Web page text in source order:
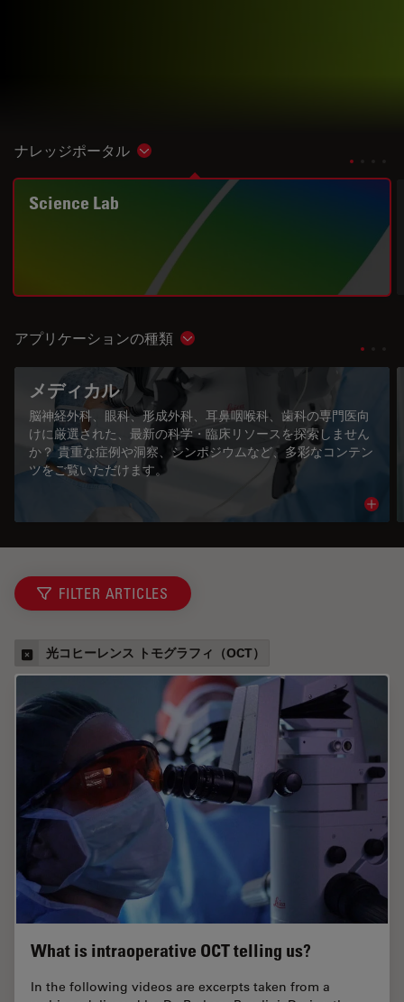
ナレッジポータル Show subnavigation
Science Lab
アプリケーションの種類 Show subnavigation
メディカル
脳神経外科、眼科、形成外科、耳鼻咽喉科、歯科の専門医向
けに厳選された、最新の科学・臨床リソースを探索しません
か？ 貴重な症例や洞察、シンポジウムなど、多彩なコンテン
ツをご覧いただけます。
FILTER ARTICLES
光コヒーレンス トモグラフィ（OCT）
What is intraoperative OCT telling us?
In the following videos are excerpts taken from a